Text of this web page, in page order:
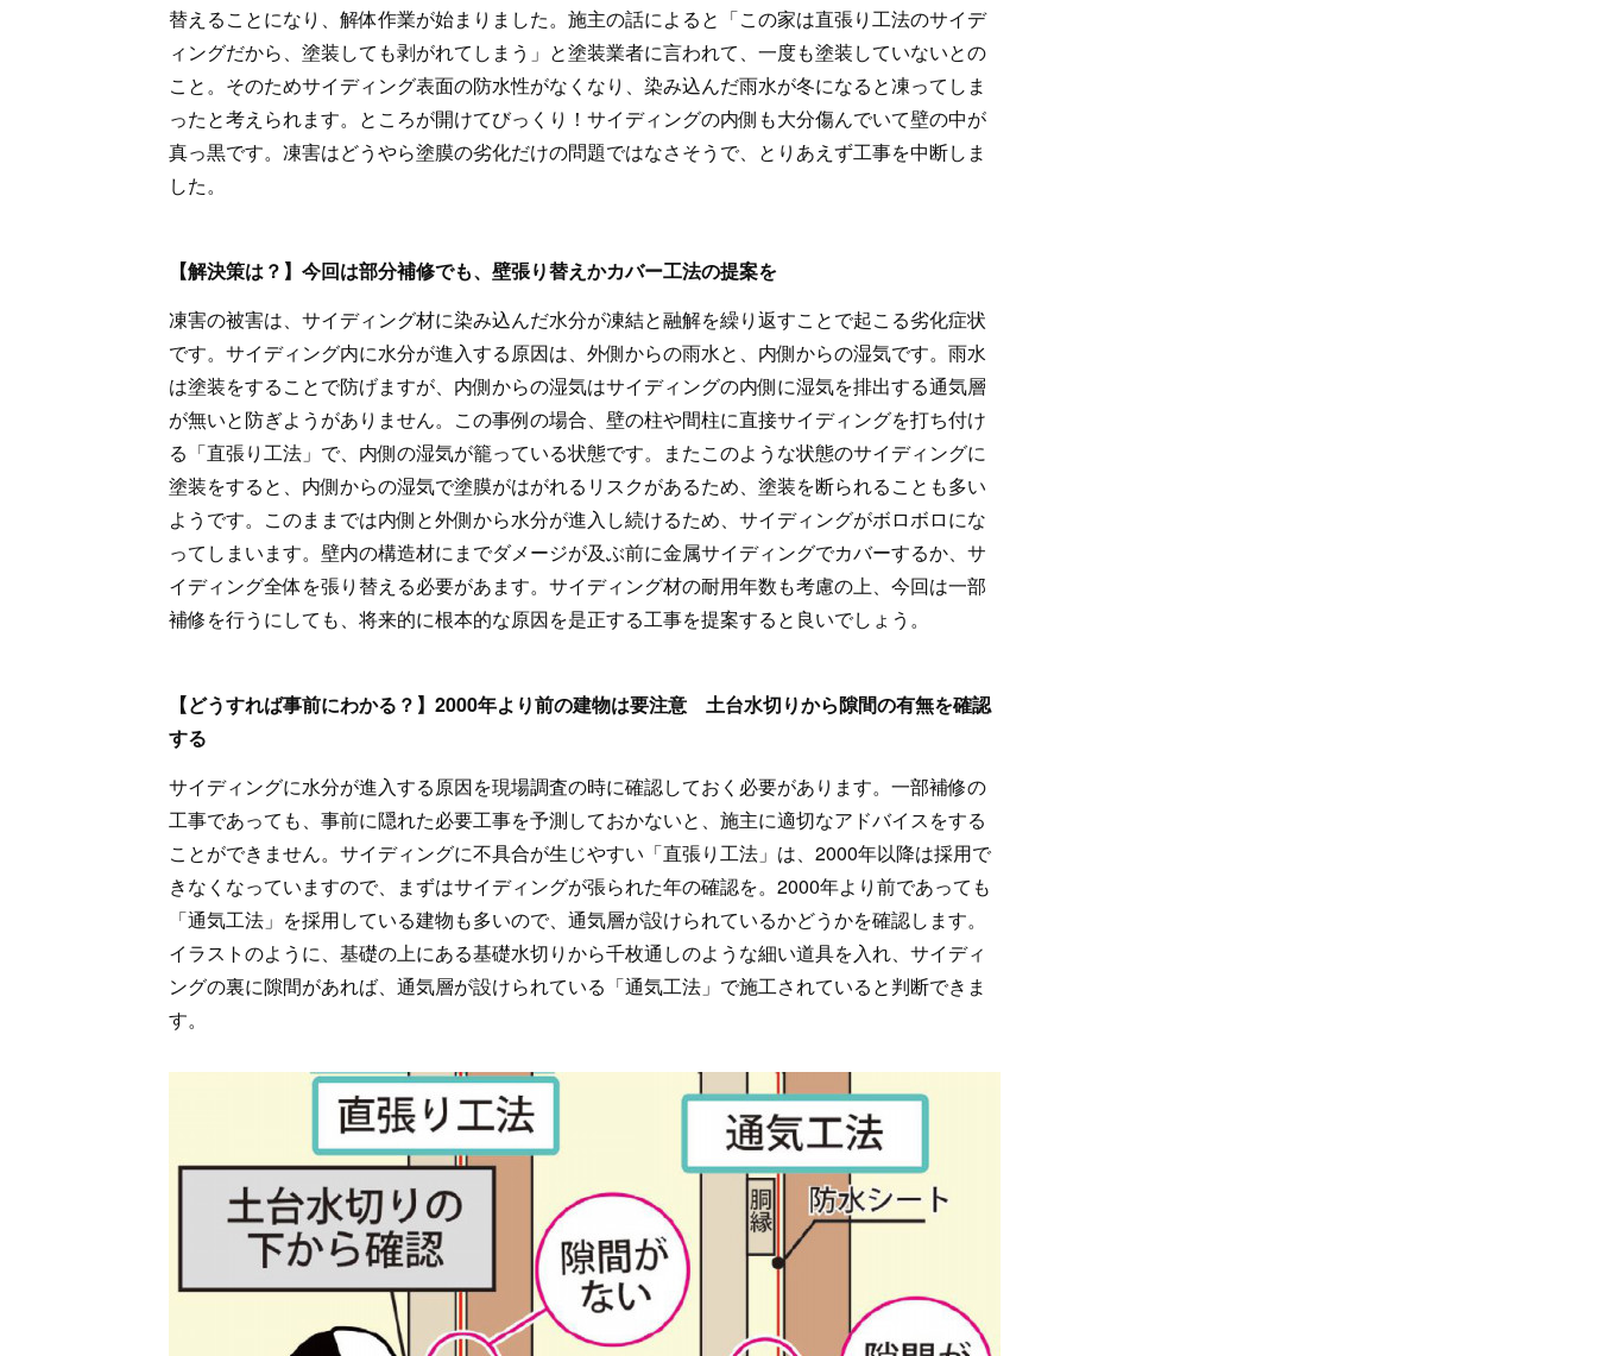
替えることになり、解体作業が始まりました。施主の話によると「この家は直張り工法のサイデ
ィングだから、塗装しても剥がれてしまう」と塗装業者に言われて、一度も塗装していないとの
こと。そのためサイディング表面の防水性がなくなり、染み込んだ雨水が冬になると凍ってしま
ったと考えられます。ところが開けてびっくり！サイディングの内側も大分傷んでいて壁の中が
真っ黒です。凍害はどうやら塗膜の劣化だけの問題ではなさそうで、とりあえず工事を中断しま
した。
【解決策は？】今回は部分補修でも、壁張り替えかカバー工法の提案を
凍害の被害は、サイディング材に染み込んだ水分が凍結と融解を繰り返すことで起こる劣化症状
です。サイディング内に水分が進入する原因は、外側からの雨水と、内側からの湿気です。雨水
は塗装をすることで防げますが、内側からの湿気はサイディングの内側に湿気を排出する通気層
が無いと防ぎようがありません。この事例の場合、壁の柱や間柱に直接サイディングを打ち付け
る「直張り工法」で、内側の湿気が籠っている状態です。またこのような状態のサイディングに
塗装をすると、内側からの湿気で塗膜がはがれるリスクがあるため、塗装を断られることも多い
ようです。このままでは内側と外側から水分が進入し続けるため、サイディングがボロボロにな
ってしまいます。壁内の構造材にまでダメージが及ぶ前に金属サイディングでカバーするか、サ
イディング全体を張り替える必要があます。サイディング材の耐用年数も考慮の上、今回は一部
補修を行うにしても、将来的に根本的な原因を是正する工事を提案すると良いでしょう。
【どうすれば事前にわかる？】2000年より前の建物は要注意 土台水切りから隙間の有無を確認
する
サイディングに水分が進入する原因を現場調査の時に確認しておく必要があります。一部補修の
工事であっても、事前に隠れた必要工事を予測しておかないと、施主に適切なアドバイスをする
ことができません。サイディングに不具合が生じやすい「直張り工法」は、2000年以降は採用で
きなくなっていますので、まずはサイディングが張られた年の確認を。2000年より前であっても
「通気工法」を採用している建物も多いので、通気層が設けられているかどうかを確認します。
イラストのように、基礎の上にある基礎水切りから千枚通しのような細い道具を入れ、サイディ
ングの裏に隙間があれば、通気層が設けられている「通気工法」で施工されていると判断できま
す。